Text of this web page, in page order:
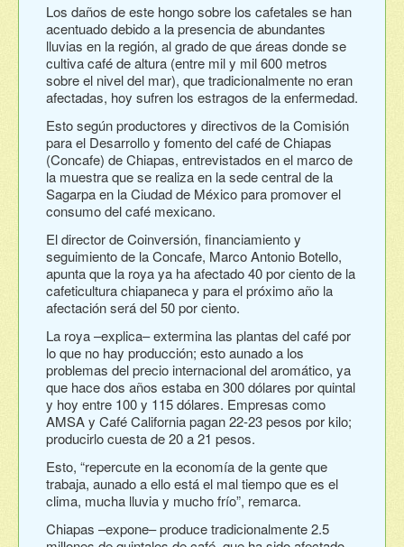
Los daños de este hongo sobre los cafetales se han
acentuado debido a la presencia de abundantes
lluvias en la región, al grado de que áreas donde se
cultiva café de altura (entre mil y mil 600 metros
sobre el nivel del mar), que tradicionalmente no eran
afectadas, hoy sufren los estragos de la enfermedad.
Esto según productores y directivos de la Comisión
para el Desarrollo y fomento del café de Chiapas
(Concafe) de Chiapas, entrevistados en el marco de
la muestra que se realiza en la sede central de la
Sagarpa en la Ciudad de México para promover el
consumo del café mexicano.
El director de Coinversión, financiamiento y
seguimiento de la Concafe, Marco Antonio Botello,
apunta que la roya ya ha afectado 40 por ciento de la
cafeticultura chiapaneca y para el próximo año la
afectación será del 50 por ciento.
La roya –explica– extermina las plantas del café por
lo que no hay producción; esto aunado a los
problemas del precio internacional del aromático, ya
que hace dos años estaba en 300 dólares por quintal
y hoy entre 100 y 115 dólares. Empresas como
AMSA y Café California pagan 22-23 pesos por kilo;
producirlo cuesta de 20 a 21 pesos.
Esto, “repercute en la economía de la gente que
trabaja, aunado a ello está el mal tiempo que es el
clima, mucha lluvia y mucho frío”, remarca.
Chiapas –expone– produce tradicionalmente 2.5